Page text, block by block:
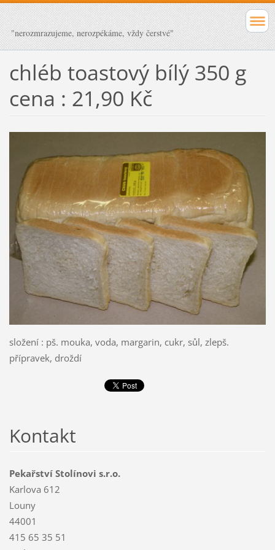
"nerozmrazujeme, nerozpékáme, vždy čerstvé"
chléb toastový bílý 350 g
cena : 21,90 Kč
složení : pš. mouka, voda, margarin, cukr, sůl, zlepš.
přípravek, droždí
Kontakt
Pekařství Stolínovi s.r.o.
Karlova 612
Louny
44001
415 65 35 51